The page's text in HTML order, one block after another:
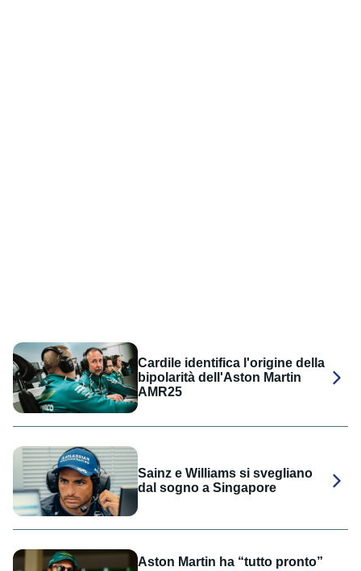
Cardile identifica l'origine della
bipolarità dell'Aston Martin
AMR25
Sainz e Williams si svegliano
dal sogno a Singapore
Aston Martin ha “tutto pronto”